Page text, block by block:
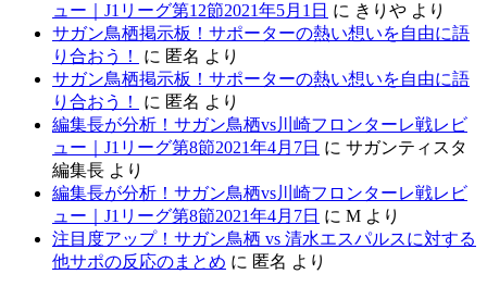
ュー｜J1リーグ第12節2021年5月1日 に きりや より
サガン鳥栖掲示板！サポーターの熱い想いを自由に語
り合おう！
に 匿名 より
サガン鳥栖掲示板！サポーターの熱い想いを自由に語
り合おう！
に 匿名 より
編集長が分析！サガン鳥栖vs川崎フロンターレ戦レビ
ュー｜J1リーグ第8節2021年4月7日 に サガンティスタ
編集長 より
編集長が分析！サガン鳥栖vs川崎フロンターレ戦レビ
ュー｜J1リーグ第8節2021年4月7日 に M より
注目度アップ！サガン鳥栖 vs 清水エスパルスに対する
他サポの反応のまとめ に 匿名 より